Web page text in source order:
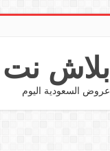
بلاش نت
عروض السعودية اليوم